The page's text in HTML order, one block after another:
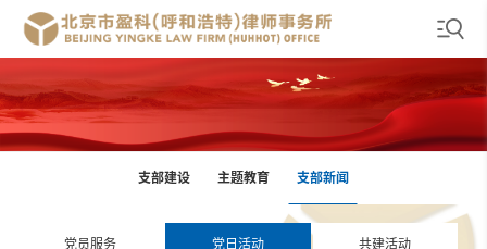
支部建设 主题教育 支部新闻
党员服务 党日活动 共建活动